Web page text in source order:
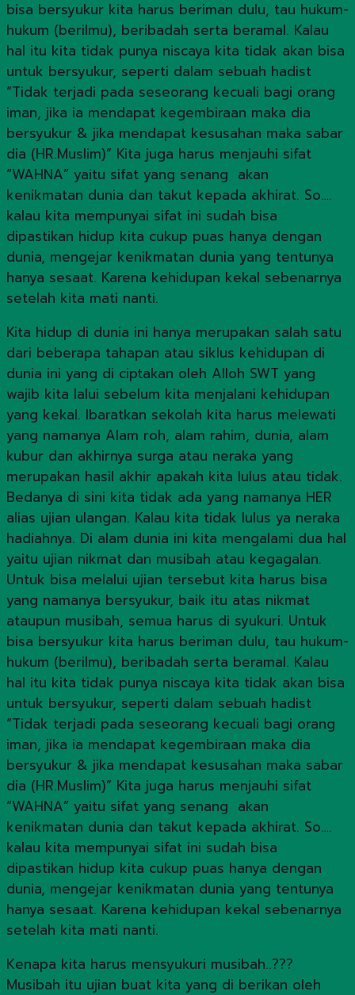
bisa bersyukur kita harus beriman dulu, tau hukum-
hukum (berilmu), beribadah serta beramal. Kalau
hal itu kita tidak punya niscaya kita tidak akan bisa
untuk bersyukur, seperti dalam sebuah hadist
“Tidak terjadi pada seseorang kecuali bagi orang
iman, jika ia mendapat kegembiraan maka dia
bersyukur & jika mendapat kesusahan maka sabar
dia (HR.Muslim)” Kita juga harus menjauhi sifat
“WAHNA” yaitu sifat yang senang akan
kenikmatan dunia dan takut kepada akhirat. So….
kalau kita mempunyai sifat ini sudah bisa
dipastikan hidup kita cukup puas hanya dengan
dunia, mengejar kenikmatan dunia yang tentunya
hanya sesaat. Karena kehidupan kekal sebenarnya
setelah kita mati nanti.
Kita hidup di dunia ini hanya merupakan salah satu
dari beberapa tahapan atau siklus kehidupan di
dunia ini yang di ciptakan oleh Alloh SWT yang
wajib kita lalui sebelum kita menjalani kehidupan
yang kekal. Ibaratkan sekolah kita harus melewati
yang namanya Alam roh, alam rahim, dunia, alam
kubur dan akhirnya surga atau neraka yang
merupakan hasil akhir apakah kita lulus atau tidak.
Bedanya di sini kita tidak ada yang namanya HER
alias ujian ulangan. Kalau kita tidak lulus ya neraka
hadiahnya. Di alam dunia ini kita mengalami dua hal
yaitu ujian nikmat dan musibah atau kegagalan.
Untuk bisa melalui ujian tersebut kita harus bisa
yang namanya bersyukur, baik itu atas nikmat
ataupun musibah, semua harus di syukuri. Untuk
bisa bersyukur kita harus beriman dulu, tau hukum-
hukum (berilmu), beribadah serta beramal. Kalau
hal itu kita tidak punya niscaya kita tidak akan bisa
untuk bersyukur, seperti dalam sebuah hadist
“Tidak terjadi pada seseorang kecuali bagi orang
iman, jika ia mendapat kegembiraan maka dia
bersyukur & jika mendapat kesusahan maka sabar
dia (HR.Muslim)” Kita juga harus menjauhi sifat
“WAHNA” yaitu sifat yang senang akan
kenikmatan dunia dan takut kepada akhirat. So….
kalau kita mempunyai sifat ini sudah bisa
dipastikan hidup kita cukup puas hanya dengan
dunia, mengejar kenikmatan dunia yang tentunya
hanya sesaat. Karena kehidupan kekal sebenarnya
setelah kita mati nanti.
Kenapa kita harus mensyukuri musibah..???
Musibah itu ujian buat kita yang di berikan oleh